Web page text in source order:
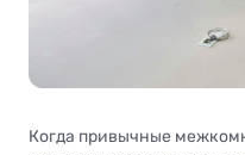
Когда привычные